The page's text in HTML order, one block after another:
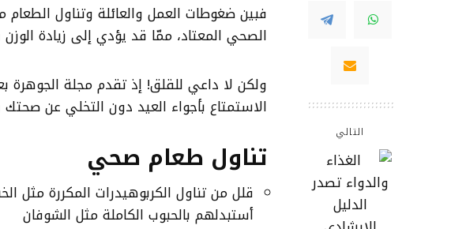
التالي
فبين ضغوطات العمل والعائلة وتناول الطعام
الصحي المعتاد، ممّا قد يؤدي إلى زيادة
ولكن لا داعي للقلق! إذ تقدم مجلة الجوهرة
الاستمتاع بأجواء العيد دون التخلي عن
تناول طعام صحي
قلل من تناول الكربوهيدرات المكررة مثل
أستبدلهم بالحبوب الكاملة مثل الشوفان